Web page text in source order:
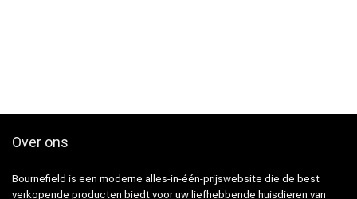
Over ons
Bournefield is een moderne alles-in-één-prijswebsite die de best
verkopende producten biedt voor uw liefhebbende huisdieren van